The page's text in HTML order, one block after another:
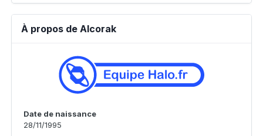
À propos de Alcorak
Date de naissance
28/11/1995